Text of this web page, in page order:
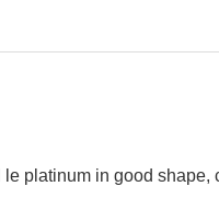
patrol le platinum in good